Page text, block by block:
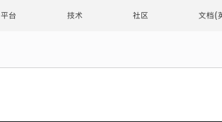
平台 技术 社区 文档